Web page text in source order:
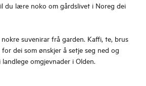
du lære noko om gårdslivet i Noreg dei
suvenirar frå garden. Kaffi, te, brus
dei som ønskjer å setje seg ned og
omgjevnader i Olden.